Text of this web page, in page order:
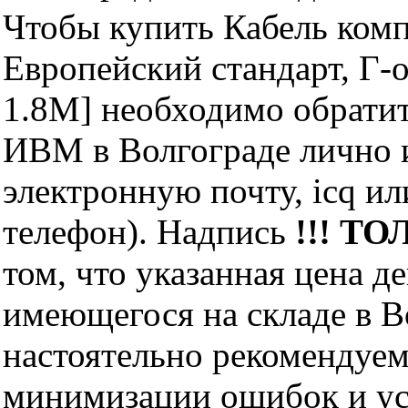
Чтобы купить Кабель
Европейский стандарт,
1.8M] необходимо
ИВМ в Волгограде лично
электронную почту, icq
телефон). Надпись !!!
том, что указанная цена
имеющегося на складе в
настоятельно
минимизации ошибок и